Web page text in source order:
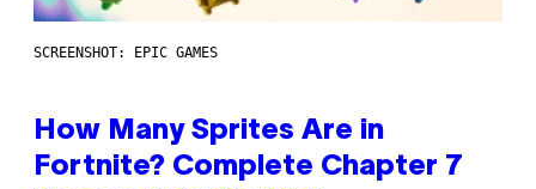
SCREENSHOT: EPIC GAMES
How Many Sprites Are in
Fortnite? Complete Chapter 7